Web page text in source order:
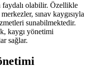
faydalı olabilir. Özellikle
sınav kaygısıyla
sunabilmektedir.
kaygı yönetimi
sağlar.